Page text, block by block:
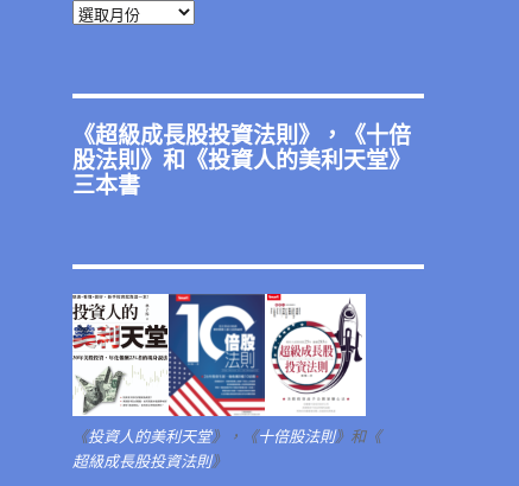
彙
《超級成長股投資法則》，《十倍
股法則》和《投資人的美利天堂》
三本書
《投資人的美利天堂》，《十倍股法則》和《
超級成長股投資法則》